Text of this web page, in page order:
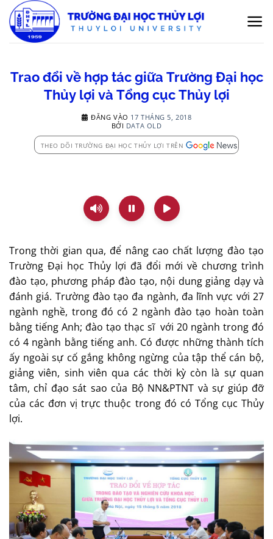
qua
nội
Trao đổi về hợp tác giữa Trường Đại học
Thủy lợi và Tổng cục Thủy lợi
ĐĂNG VÀO 17 THÁNG 5, 2018
BỞI DATA OLD
THEO DÕI TRƯỜNG ĐẠI HỌC THỦY LỢI TRÊN
Trong thời gian qua, để nâng cao chất lượng đào tạo
Trường Đại học Thủy lợi đã đổi mới về chương trình
đào tạo, phương pháp đào tạo, nội dung giảng dạy và
đánh giá. Trường đào tạo đa ngành, đa lĩnh vực với 27
ngành nghề, trong đó có 2 ngành đào tạo hoàn toàn
bằng tiếng Anh; đào tạo thạc sĩ với 20 ngành trong đó
có 4 ngành bằng tiếng anh. Có được những thành tích
ấy ngoài sự cố gắng không ngừng của tập thể cán bộ,
giảng viên, sinh viên qua các thời kỳ còn là sự quan
tâm, chỉ đạo sát sao của Bộ NN&PTNT và sự giúp đỡ
của các đơn vị trực thuộc trong đó có Tổng cục Thủy
lợi.